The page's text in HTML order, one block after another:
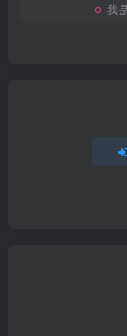
我